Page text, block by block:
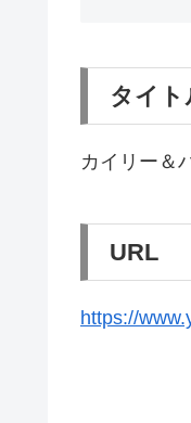
タイト
カイリー＆
URL
https://